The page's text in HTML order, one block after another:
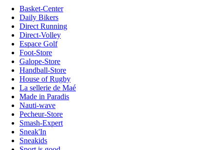
Basket-Center
Daily Bikers
Direct Running
Direct-Volley
Espace Golf
Foot-Store
Galope-Store
Handball-Store
House of Rugby
La sellerie de Maé
Made in Paradis
Nauti-wave
Pecheur-Store
Smash-Expert
Sneak'In
Sneakids